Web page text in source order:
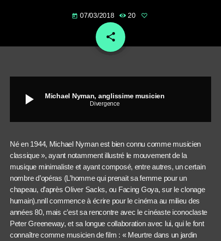
today 07/03/2018 20
share
email
play_arrow Michael Nyman, anglissime musicien
Divergence
Né en 1944, Michael Nyman est bien connu comme musicien
classique », ayant notamment illustré le mouvement de la
musique minimaliste et ayant composé, entre autres, un certain
nombre d’opéras (L’homme qui prenait sa femme pour un
chapeau, d’après Oliver Sacks, ou Facing Goya, sur le clonage
humain).nnIl commence à écrire pour le cinéma au milieu des
années 80, mais c’est sa rencontre avec le cinéaste iconoclaste
Peter Greeneway, et sa longue collaboration avec lui, qui le font
connaître comme musicien de film : « Meurtre dans un jardin